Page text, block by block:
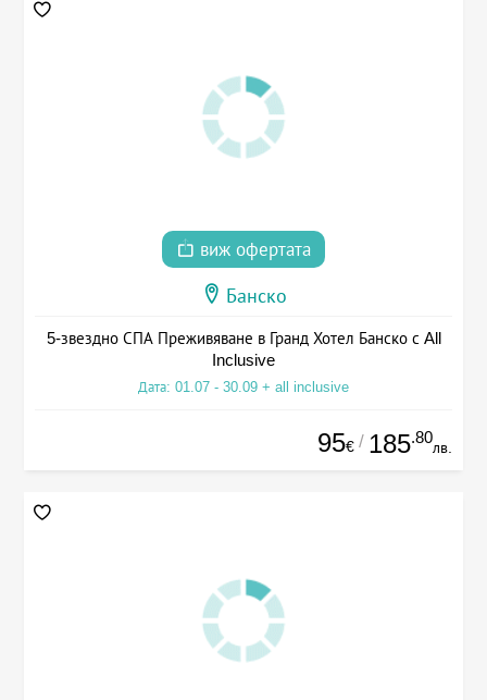
виж офертата
Банско
5-звездно СПА Преживяване в Гранд Хотел Банско с All
Inclusive
Дата: 01.07 - 30.09 + all inclusive
95€ / 185.80
лв.